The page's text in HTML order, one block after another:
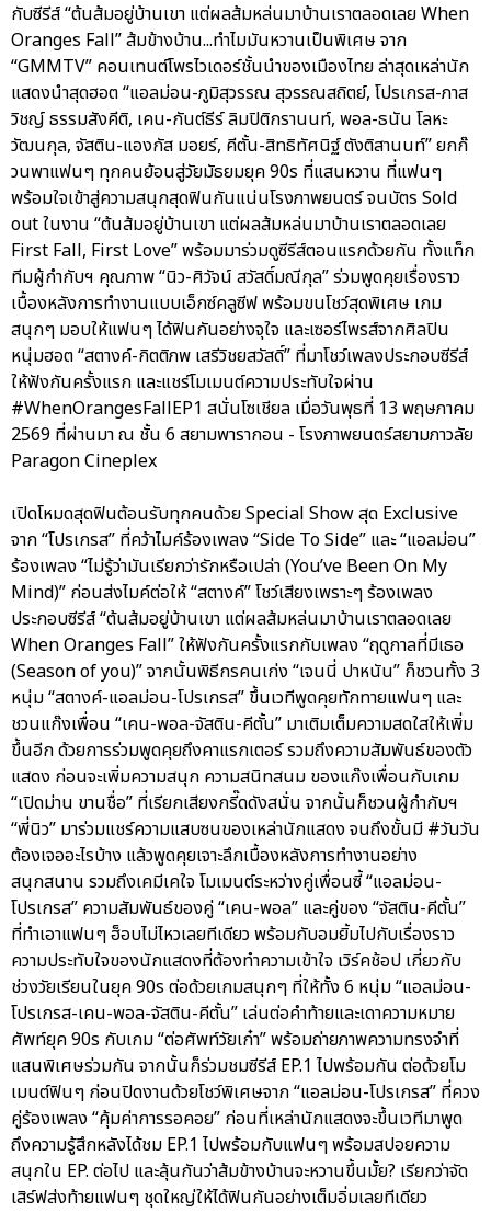
กับซีรีส์ “ต้นส้มอยู่บ้านเขา แต่ผลส้มหล่นมาบ้านเราตลอดเลย When
Oranges Fall” ส้มข้างบ้าน...ทำไมมันหวานเป็นพิเศษ จาก
“GMMTV” คอนเทนต์โพรไวเดอร์ชั้นนำของเมืองไทย ล่าสุดเหล่านัก
แสดงนำสุดฮอต “แอลม่อน-ภูมิสุวรรณ สุวรรณสถิตย์, โปรเกรส-ภาส
วิชญ์ ธรรมสังคีติ, เคน-กันต์ธีร์ ลิมปิติกรานนท์, พอล-ธนัน โลหะ
วัฒนกุล, จัสติน-แองกัส มอยร์, คีตั้น-สิทธิทัศนิฐ์ ตังติสานนท์” ยกก๊
วนพาแฟนๆ ทุกคนย้อนสู่วัยมัธยมยุค 90s ที่แสนหวาน ที่แฟนๆ
พร้อมใจเข้าสู่ความสนุกสุดฟินกันแน่นโรงภาพยนตร์ จนบัตร Sold
out ในงาน “ต้นส้มอยู่บ้านเขา แต่ผลส้มหล่นมาบ้านเราตลอดเลย
First Fall, First Love” พร้อมมาร่วมดูซีรีส์ตอนแรกด้วยกัน ทั้งแท็ก
ทีมผู้กำกับฯ คุณภาพ “นิว-ศิวัจน์ สวัสดิ์มณีกุล” ร่วมพูดคุยเรื่องราว
เบื้องหลังการทำงานแบบเอ็กซ์คลูซีฟ พร้อมขนโชว์สุดพิเศษ เกม
สนุกๆ มอบให้แฟนๆ ได้ฟินกันอย่างจุใจ และเซอร์ไพรส์จากศิลปิน
หนุ่มฮอต “สตางค์-กิตติภพ เสรีวิชยสวัสดิ์” ที่มาโชว์เพลงประกอบซีรีส์
ให้ฟังกันครั้งแรก และแชร์โมเมนต์ความประทับใจผ่าน
#WhenOrangesFallEP1 สนั่นโซเชียล เมื่อวันพุธที่ 13 พฤษภาคม
2569 ที่ผ่านมา ณ ชั้น 6 สยามพารากอน - โรงภาพยนตร์สยามภาวลัย
Paragon Cineplex
เปิดโหมดสุดฟินต้อนรับทุกคนด้วย Special Show สุด Exclusive
จาก “โปรเกรส” ที่คว้าไมค์ร้องเพลง “Side To Side” และ “แอลม่อน”
ร้องเพลง “ไม่รู้ว่ามันเรียกว่ารักหรือเปล่า (You’ve Been On My
Mind)” ก่อนส่งไมค์ต่อให้ “สตางค์” โชว์เสียงเพราะๆ ร้องเพลง
ประกอบซีรีส์ “ต้นส้มอยู่บ้านเขา แต่ผลส้มหล่นมาบ้านเราตลอดเลย
When Oranges Fall” ให้ฟังกันครั้งแรกกับเพลง “ฤดูกาลที่มีเธอ
(Season of you)” จากนั้นพิธีกรคนเก่ง “เจนนี่ ปาหนัน” ก็ชวนทั้ง 3
หนุ่ม “สตางค์-แอลม่อน-โปรเกรส” ขึ้นเวทีพูดคุยทักทายแฟนๆ และ
ชวนแก๊งเพื่อน “เคน-พอล-จัสติน-คีตั้น” มาเติมเต็มความสดใสให้เพิ่ม
ขึ้นอีก ด้วยการร่วมพูดคุยถึงคาแรกเตอร์ รวมถึงความสัมพันธ์ของตัว
แสดง ก่อนจะเพิ่มความสนุก ความสนิทสนม ของแก๊งเพื่อนกับเกม
“เปิดม่าน ขานชื่อ” ที่เรียกเสียงกรี๊ดดังสนั่น จากนั้นก็ชวนผู้กำกับฯ
“พี่นิว” มาร่วมแชร์ความแสบซนของเหล่านักแสดง จนถึงขั้นมี #วันวัน
ต้องเจออะไรบ้าง แล้วพูดคุยเจาะลึกเบื้องหลังการทำงานอย่าง
สนุกสนาน รวมถึงเคมีเคใจ โมเมนต์ระหว่างคู่เพื่อนซี้ “แอลม่อน-
โปรเกรส” ความสัมพันธ์ของคู่ “เคน-พอล” และคู่ของ “จัสติน-คีตั้น”
ที่ทำเอาแฟนๆ ฮ็อบไม่ไหวเลยทีเดียว พร้อมกับอมยิ้มไปกับเรื่องราว
ความประทับใจของนักแสดงที่ต้องทำความเข้าใจ เวิร์คช้อป เกี่ยวกับ
ช่วงวัยเรียนในยุค 90s ต่อด้วยเกมสนุกๆ ที่ให้ทั้ง 6 หนุ่ม “แอลม่อน-
โปรเกรส-เคน-พอล-จัสติน-คีตั้น” เล่นต่อคำท้ายและเดาความหมาย
ศัพท์ยุค 90s กับเกม “ต่อศัพท์วัยเก๋า” พร้อมถ่ายภาพความทรงจำที่
แสนพิเศษร่วมกัน จากนั้นก็ร่วมชมซีรีส์ EP.1 ไปพร้อมกัน ต่อด้วยโม
เมนต์ฟินๆ ก่อนปิดงานด้วยโชว์พิเศษจาก “แอลม่อน-โปรเกรส” ที่ควง
คู่ร้องเพลง “คุ้มค่าการรอคอย” ก่อนที่เหล่านักแสดงจะขึ้นเวทีมาพูด
ถึงความรู้สึกหลังได้ชม EP.1 ไปพร้อมกับแฟนๆ พร้อมสปอยความ
สนุกใน EP. ต่อไป และลุ้นกันว่าส้มข้างบ้านจะหวานขึ้นมั้ย? เรียกว่าจัด
เสิร์ฟส่งท้ายแฟนๆ ชุดใหญ่ให้ได้ฟินกันอย่างเต็มอิ่มเลยทีเดียว